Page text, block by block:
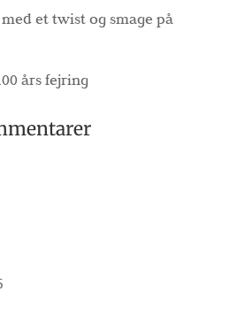
med et twist og smage på
års fejring